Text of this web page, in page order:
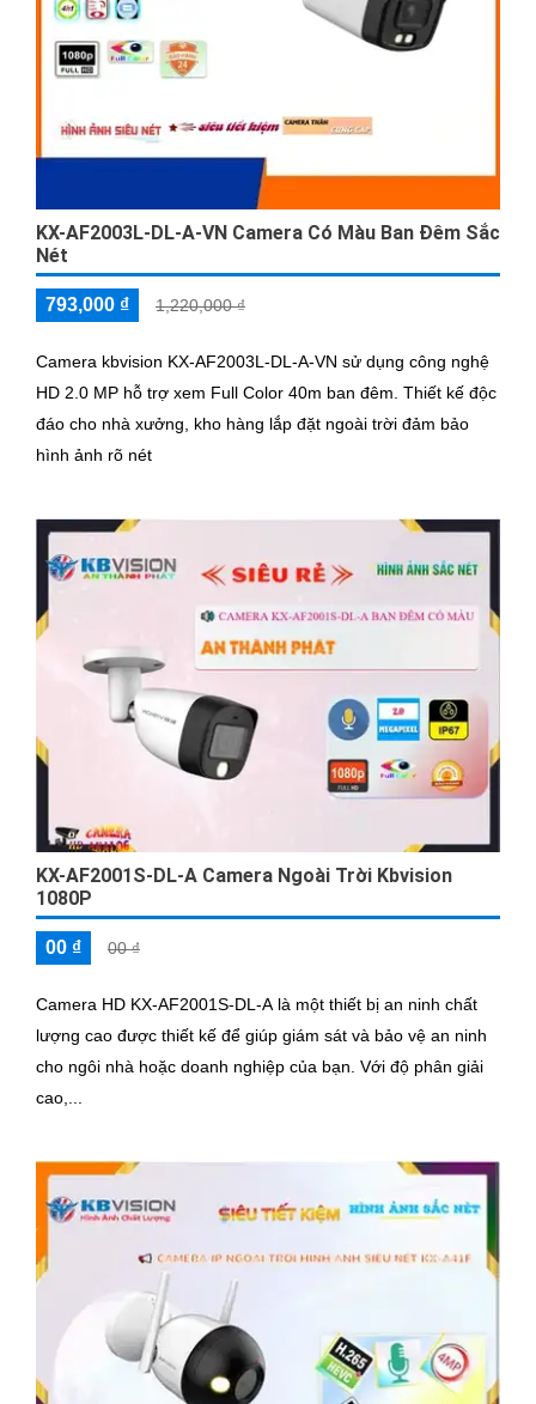
KX-AF2003L-DL-A-VN Camera Có Màu Ban Đêm Sắc
Nét
793,000 ₫ 1,220,000 ₫
Camera kbvision KX-AF2003L-DL-A-VN sử dụng công nghệ
HD 2.0 MP hỗ trợ xem Full Color 40m ban đêm. Thiết kế độc
đáo cho nhà xưởng, kho hàng lắp đặt ngoài trời đảm bảo
hình ảnh rõ nét
KX-AF2001S-DL-A Camera Ngoài Trời Kbvision
1080P
00 ₫ 00 ₫
Camera HD KX-AF2001S-DL-A là một thiết bị an ninh chất
lượng cao được thiết kế để giúp giám sát và bảo vệ an ninh
cho ngôi nhà hoặc doanh nghiệp của bạn. Với độ phân giải
cao,...